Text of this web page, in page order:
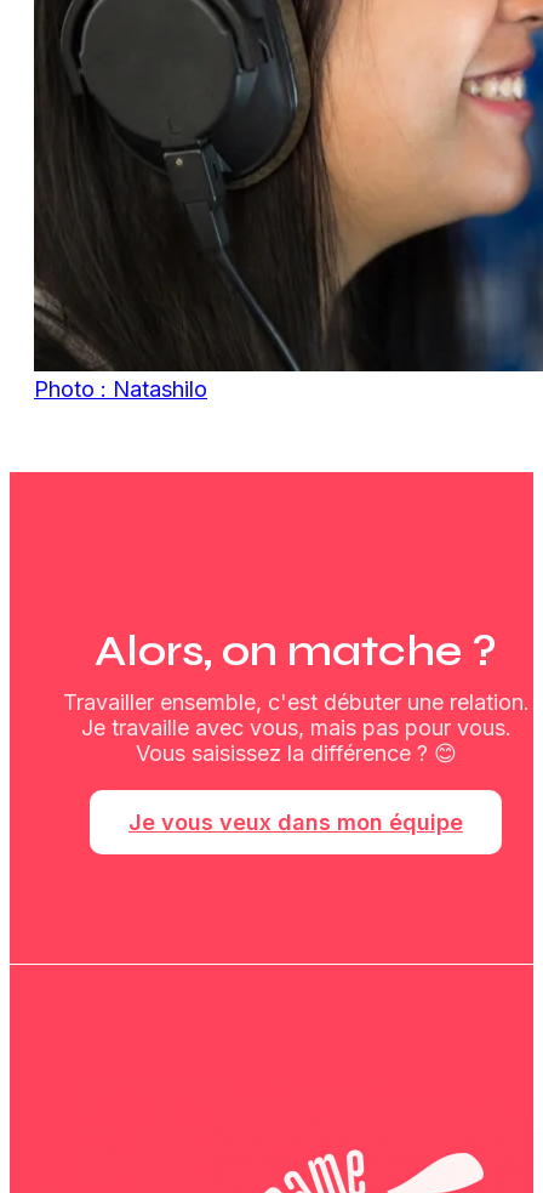
Photo : Natashilo
Alors, on matche ?
Travailler ensemble, c'est débuter une relation.
Je travaille avec vous, mais pas pour vous.
Vous saisissez la différence ? 😊
Je vous veux dans mon équipe